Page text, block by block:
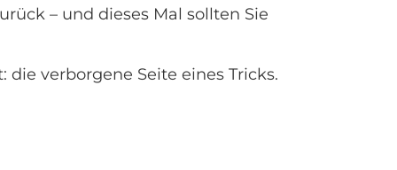
– und dieses Mal sollten Sie
verborgene Seite eines Tricks.